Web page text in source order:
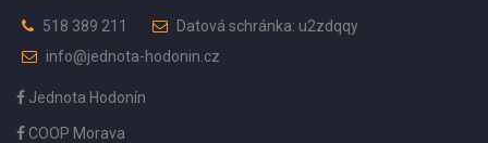
518 389 211
Datová schránka: u2zdqqy
info@jednota-hodonin.cz
Jednota Hodonín
COOP Morava